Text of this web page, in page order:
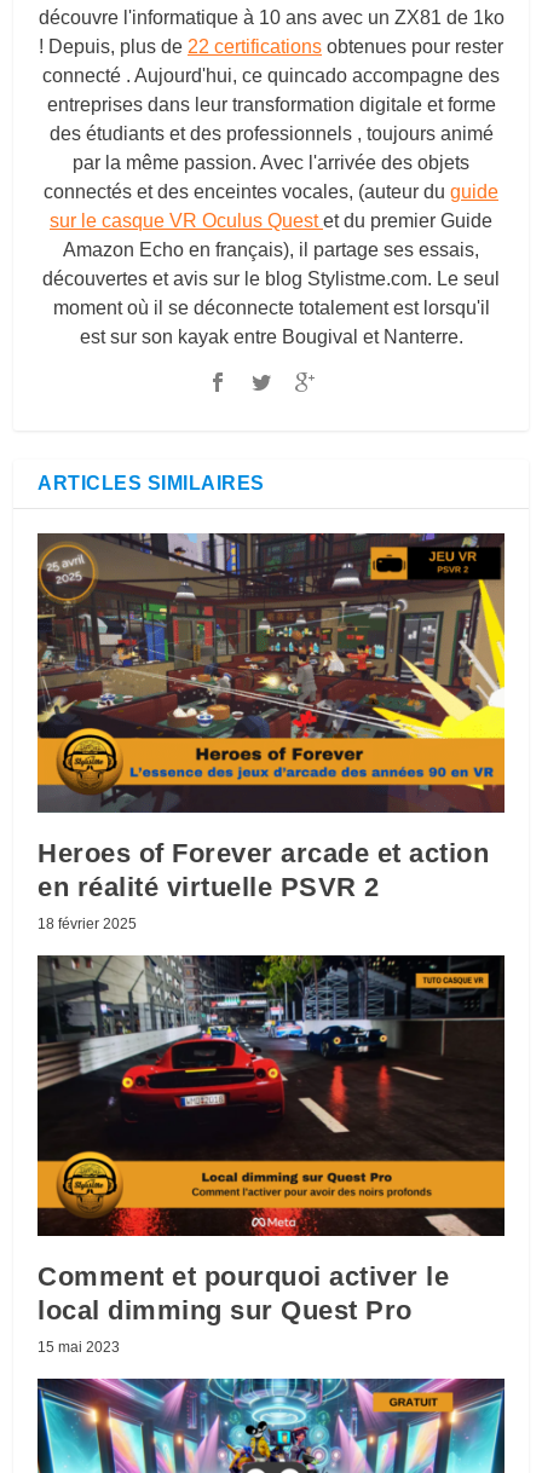
découvre l'informatique à 10 ans avec un ZX81 de 1ko
! Depuis, plus de 22 certifications obtenues pour rester
connecté . Aujourd'hui, ce quincado accompagne des
entreprises dans leur transformation digitale et forme
des étudiants et des professionnels , toujours animé
par la même passion. Avec l'arrivée des objets
connectés et des enceintes vocales, (auteur du guide
sur le casque VR Oculus Questet du premier Guide
Amazon Echo en français), il partage ses essais,
découvertes et avis sur le blog Stylistme.com. Le seul
moment où il se déconnecte totalement est lorsqu'il
est sur son kayak entre Bougival et Nanterre.
ARTICLES SIMILAIRES
Heroes of Forever arcade et action
en réalité virtuelle PSVR 2
18 février 2025
Comment et pourquoi activer le
local dimming sur Quest Pro
15 mai 2023